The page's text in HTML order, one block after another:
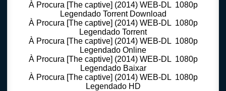
À Procura [The captive] (2014) WEB-DL 1080p
Legendado Torrent Download
À Procura [The captive] (2014) WEB-DL 1080p
Legendado Torrent
À Procura [The captive] (2014) WEB-DL 1080p
Legendado Online
À Procura [The captive] (2014) WEB-DL 1080p
Legendado Baixar
À Procura [The captive] (2014) WEB-DL 1080p
Legendado HD